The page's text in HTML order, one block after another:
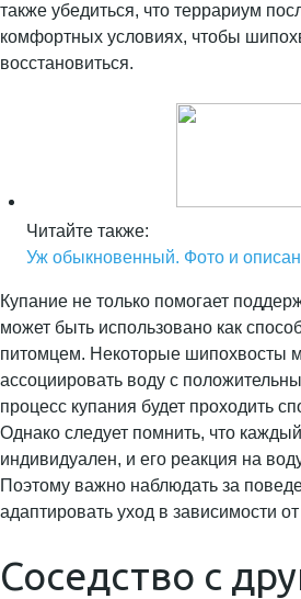
также убедиться, что террариум
комфортных условиях, чтобы
восстановиться.
Читайте также:
Уж обыкновенный. Фото и
Купание не только помогает
может быть использовано как
питомцем. Некоторые шипохвосты
ассоциировать воду с
процесс купания будет проходить
Однако следует помнить, что
индивидуален, и его реакция на
Поэтому важно наблюдать за
адаптировать уход в зависимости
Соседство с